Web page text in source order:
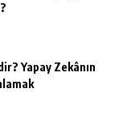
Yapay Zekânın